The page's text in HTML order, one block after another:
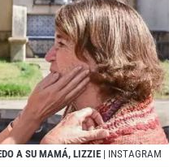
A SU MAMÁ, LIZZIE | INSTAGRAM